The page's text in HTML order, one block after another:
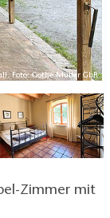
Foto: Gothe Müller GbR
Zimmer mit